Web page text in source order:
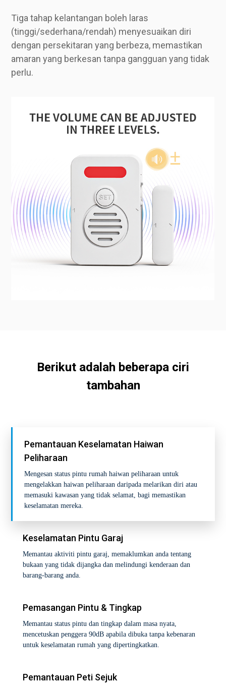
Tiga tahap kelantangan boleh laras
(tinggi/sederhana/rendah) menyesuaikan diri
dengan persekitaran yang berbeza, memastikan
amaran yang berkesan tanpa gangguan yang tidak
perlu.
Berikut adalah beberapa ciri
tambahan
Pemantauan Keselamatan Haiwan
Peliharaan
Mengesan status pintu rumah haiwan peliharaan untuk
mengelakkan haiwan peliharaan daripada melarikan diri atau
memasuki kawasan yang tidak selamat, bagi memastikan
keselamatan mereka.
Keselamatan Pintu Garaj
Memantau aktiviti pintu garaj, memaklumkan anda tentang
bukaan yang tidak dijangka dan melindungi kenderaan dan
barang-barang anda.
Pemasangan Pintu & Tingkap
Memantau status pintu dan tingkap dalam masa nyata,
mencetuskan penggera 90dB apabila dibuka tanpa kebenaran
untuk keselamatan rumah yang dipertingkatkan.
Pemantauan Peti Sejuk